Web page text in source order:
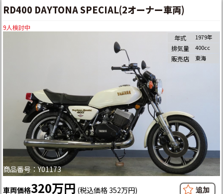
RD400 DAYTONA SPECIAL(2オーナー車両)
9人検討中
商品番号：Y01173
年式 1979年
排気量 400cc
販売店 東海
車両価格320万円 (税込価格 352万円)